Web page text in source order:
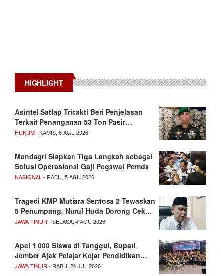
HIGHLIGHT
Asintel Satlap Tricakti Beri Penjelasan
Terkait Penanganan 53 Ton Pasir…
HUKUM- KAMIS, 6 AGU 2026
Mendagri Siapkan Tiga Langkah sebagai
Solusi Operasional Gaji Pegawai Pemda
NASIONAL - RABU, 5 AGU 2026
Tragedi KMP Mutiara Sentosa 2 Tewaskan
5 Penumpang, Nurul Huda Dorong Cek…
JAWA TIMUR - SELASA, 4 AGU 2026
Apel 1.000 Siswa di Tanggul, Bupati
Jember Ajak Pelajar Kejar Pendidikan…
JAWA TIMUR - RABU, 29 JUL 2026